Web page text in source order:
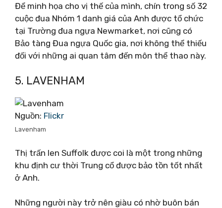
Để minh họa cho vị thế của mình, chín trong số 32
cuộc đua Nhóm 1 danh giá của Anh được tổ chức
tại Trường đua ngựa Newmarket, nơi cũng có
Bảo tàng Đua ngựa Quốc gia, nơi không thể thiếu
đối với những ai quan tâm đến môn thể thao này.
5. LAVENHAM
Nguồn: Flickr
Lavenham
Thị trấn len Suffolk được coi là một trong những
khu định cư thời Trung cổ được bảo tồn tốt nhất
ở Anh.
Những người này trở nên giàu có nhờ buôn bán